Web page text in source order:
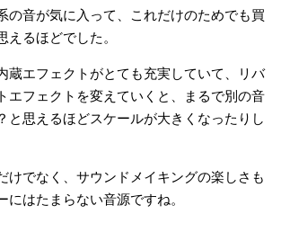
の音が気に入って、これだけのためでも買
えるほどでした。
蔵エフェクトがとても充実していて、リバ
エフェクトを変えていくと、まるで別の音
と思えるほどスケールが大きくなったりし
けでなく、サウンドメイキングの楽しさも
にはたまらない音源ですね。